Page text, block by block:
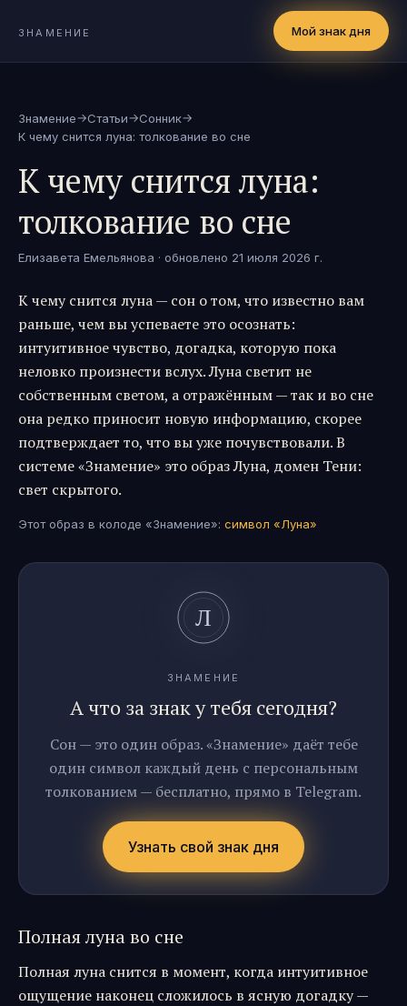
ЗНАМЕНИЕ Мой знак дня
Знамение→Статьи→Сонник→
К чему снится луна: толкование во сне
К чему снится луна:
толкование во сне
Елизавета Емельянова · обновлено 21 июля 2026 г.
К чему снится луна — сон о том, что известно вам
раньше, чем вы успеваете это осознать:
интуитивное чувство, догадка, которую пока
неловко произнести вслух. Луна светит не
собственным светом, а отражённым — так и во сне
она редко приносит новую информацию, скорее
подтверждает то, что вы уже почувствовали. В
системе «Знамение» это образ Луна, домен Тени:
свет скрытого.
Этот образ в колоде «Знамение»: символ «Луна»
ЗНАМЕНИЕ
А что за знак у тебя сегодня?
Сон — это один образ. «Знамение» даёт тебе
один символ каждый день с персональным
толкованием — бесплатно, прямо в Telegram.
Узнать свой знак дня
Полная луна во сне
Полная луна снится в момент, когда интуитивное
ощущение наконец сложилось в ясную догадку —